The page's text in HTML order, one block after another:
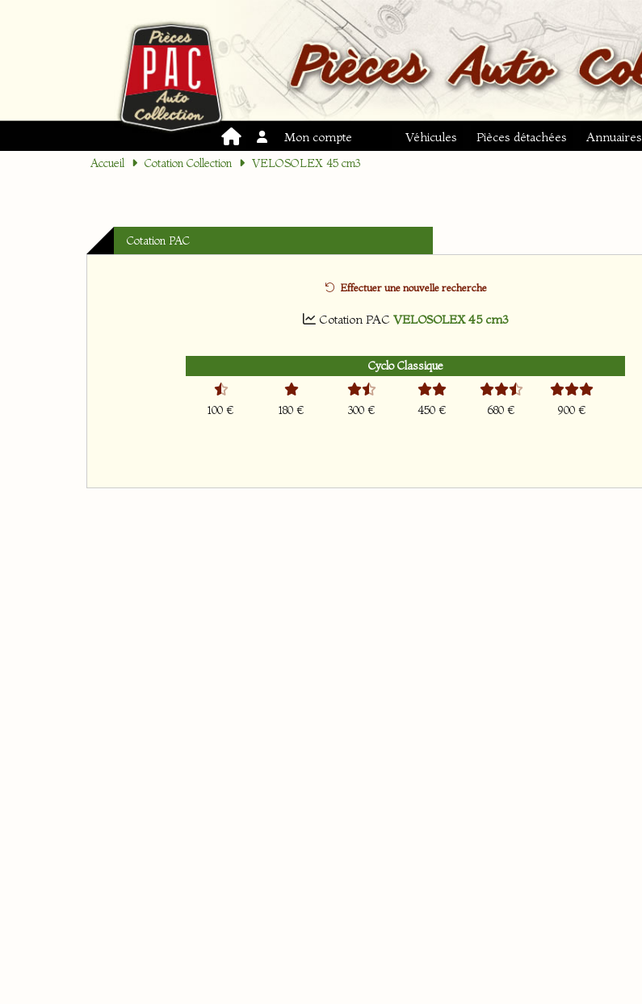
Mon compte Véhicules Pièces détachées Annuaires
Accueil Cotation Collection VELOSOLEX 45 cm3
Cotation PAC
Effectuer une nouvelle recherche
Cotation PAC VELOSOLEX 45 cm3
Cyclo Classique
100 € 180 € 300 € 450 € 680 € 900 €